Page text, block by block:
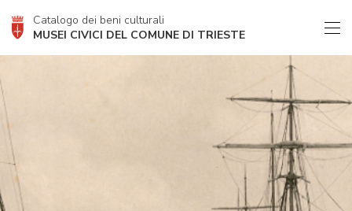
Catalogo dei beni culturali
MUSEI CIVICI DEL COMUNE DI TRIESTE